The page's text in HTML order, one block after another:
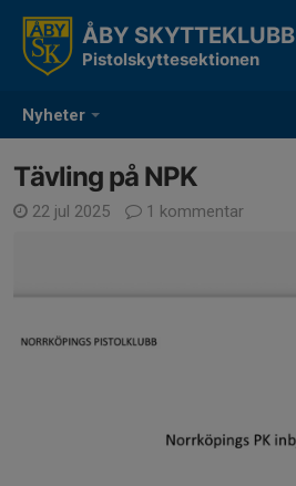
Nyheter
ÅBY SKYTTEKLUBB
Pistolskyttesektionen
Tävling på NPK
22 jul 2025 1 kommentar